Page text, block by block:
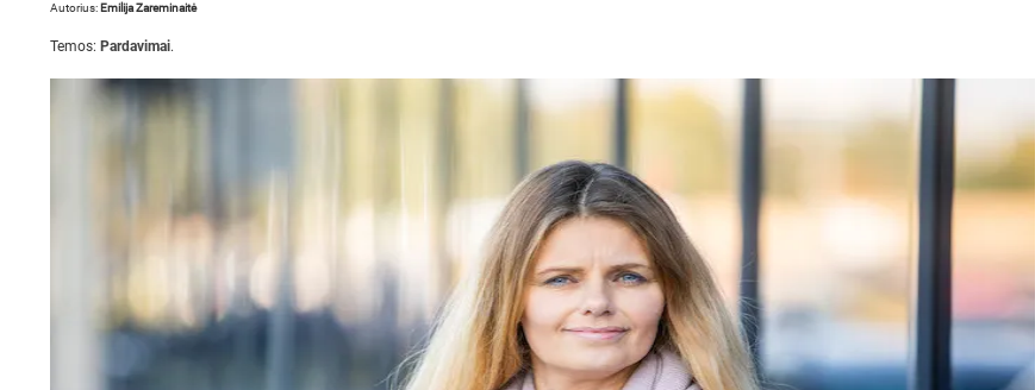
Autorius: Emilija Zareminaitė
Temos: Pardavimai.